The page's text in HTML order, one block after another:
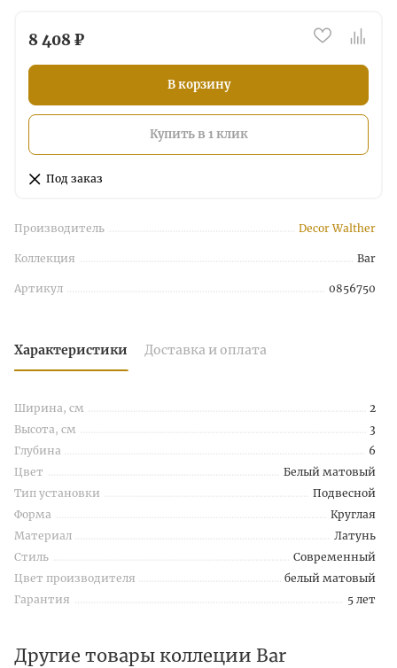
8 408 ₽
В корзину
Купить в 1 клик
Под заказ
Производитель Decor Walther
Коллекция Bar
Артикул 0856750
Характеристики Доставка и оплата
Ширина, см
2
Высота, см
3
Глубина
6
Цвет
Белый матовый
Тип установки
Подвесной
Форма
Круглая
Материал
Латунь
Стиль
Современный
Цвет производителя
белый матовый
Гарантия
5 лет
Другие товары коллеции Bar